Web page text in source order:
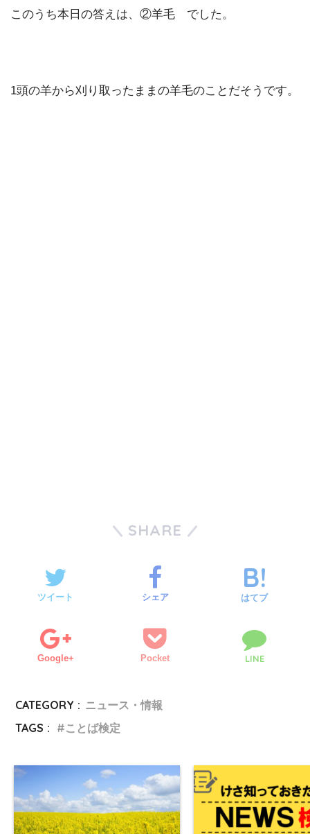
このうち本日の答えは、②羊毛 でした。
1頭の羊から刈り取ったままの羊毛のことだそうです。
SHARE
ツイート シェア はてブ
Google+ Pocket LINE
CATEGORY : ニュース・情報
TAGS :
ことば検定